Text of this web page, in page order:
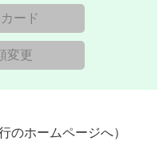
ード
変更
のホームページへ）